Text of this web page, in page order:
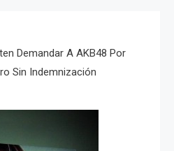
Demandar A AKB48 Por
Sin Indemnización